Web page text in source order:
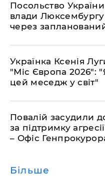
Посольство
влади
через
Українка Ксенія
"Міс Європа 2026":
цей меседж у світ"
Повалій засудили
за підтримку
– Офіс
Більше